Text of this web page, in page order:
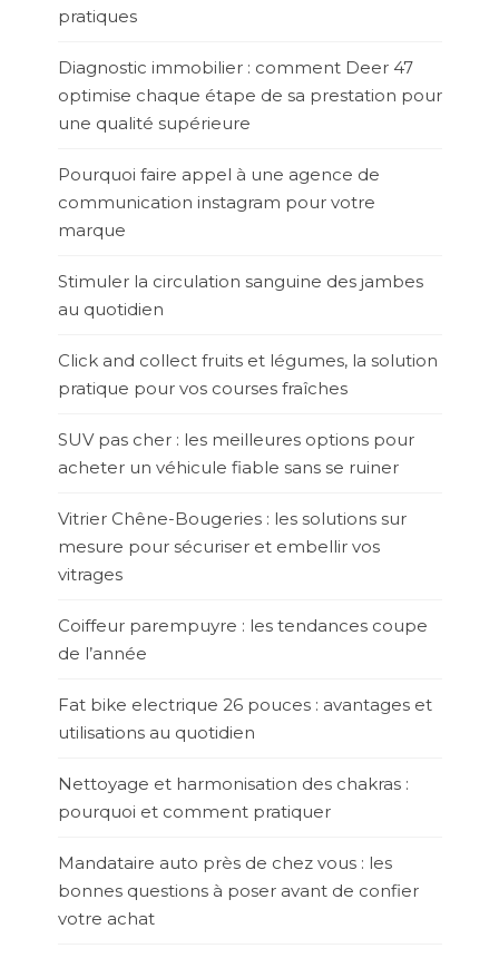
pratiques
Diagnostic immobilier : comment Deer 47
optimise chaque étape de sa prestation pour
une qualité supérieure
Pourquoi faire appel à une agence de
communication instagram pour votre
marque
Stimuler la circulation sanguine des jambes
au quotidien
Click and collect fruits et légumes, la solution
pratique pour vos courses fraîches
SUV pas cher : les meilleures options pour
acheter un véhicule fiable sans se ruiner
Vitrier Chêne-Bougeries : les solutions sur
mesure pour sécuriser et embellir vos
vitrages
Coiffeur parempuyre : les tendances coupe
de l’année
Fat bike electrique 26 pouces : avantages et
utilisations au quotidien
Nettoyage et harmonisation des chakras :
pourquoi et comment pratiquer
Mandataire auto près de chez vous : les
bonnes questions à poser avant de confier
votre achat